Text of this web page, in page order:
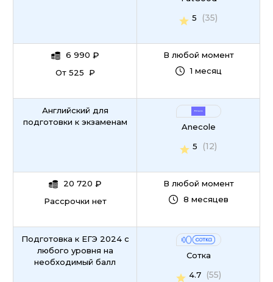
6 990 ₽
От 525 ₽
5
(35)
В любой момент
1 месяц
Английский для
подготовки к экзаменам
20 720 ₽
Рассрочки нет
Anecole
5
(12)
В любой момент
8 месяцев
Подготовка к ЕГЭ 2024 с
любого уровня на
необходимый балл
Сотка
4.7
(55)